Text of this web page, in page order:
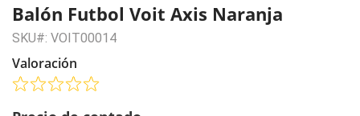
Balón Futbol Voit Axis Naranja
SKU#: VOIT00014
Valoración